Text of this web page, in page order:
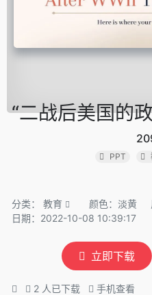
“二战后美国的
PPT
分类： 教育 颜色：淡黄
日期：2022-10-08 10:39:17
立即下载
2 人已下载 手机查看